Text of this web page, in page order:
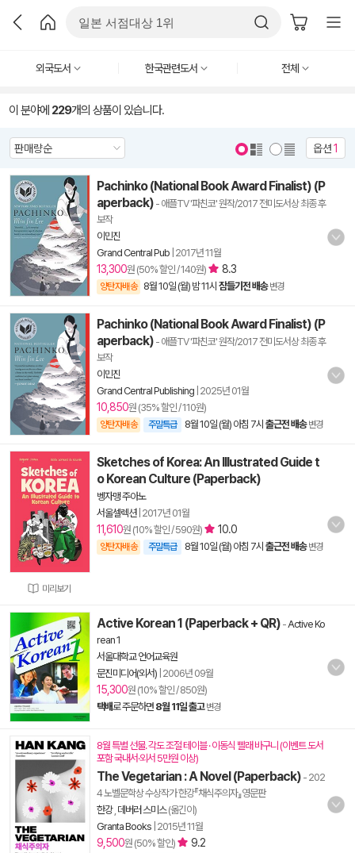
외국도서 한국관련도서 전체
이 분야에 229개의 상품이 있습니다.
옵션1
Pachinko (National Book Award Finalist) (P
aperback) - 애플TV '파친코' 원작/2017 전미도서상 최종 후
보작
이민진
Grand Central Pub 2017년 11월
13,300원 (50% 할인 / 140원) 8.3
양탄자배송 8월 10일 (월) 밤 11시 잠들기전 배송 변경
Pachinko (National Book Award Finalist) (P
aperback) - 애플TV '파친코' 원작/2017 전미도서상 최종 후
보작
이민진
Grand Central Publishing 2025년 01월
10,850원 (35% 할인 / 110원)
양탄자배송 주말특급 8월 10일 (월) 아침 7시 출근전 배송 변경
미리보기
Sketches of Korea: An Illustrated Guide t
o Korean Culture (Paperback)
벵자맹 주아노
서울셀렉션| 2017년 01월
11,610원 (10% 할인 / 590원) 10.0
양탄자배송 주말특급 8월 10일 (월) 아침 7시 출근전 배송 변경
Active Korean 1 (Paperback + QR) -Active Ko
rean 1
서울대학교 언어교육원
문진미디어(외서) 2006년 09월
15,300원 (10% 할인 / 850원)
택배로 주문하면 8월 11일 출고 변경
8월 특별 선물. 각도 조절 테이블 · 이동식 빨래 바구니 (이벤트 도서
포함 국내서·외서 5만원 이상)
The Vegetarian : A Novel (Paperback) - 202
4 노벨문학상 수상작가 한강『채식주의자』영문판
한강, 데버러 스미스(옮긴이)
Granta Books 2015년 11월
9,500원 (50% 할인) 9.2